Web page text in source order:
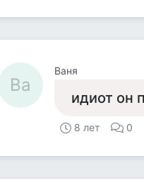
Ва
Ваня
идиот он
8 лет 0